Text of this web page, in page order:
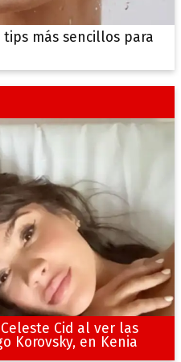
más sencillos para
Cid al ver las
Korovsky, en Kenia